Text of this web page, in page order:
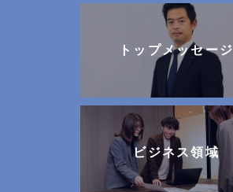
トップメッセージ
ビジネス領域